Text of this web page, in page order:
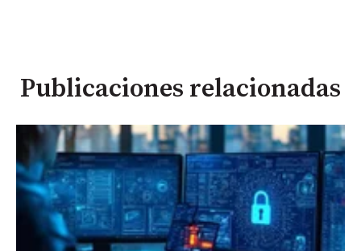
Publicaciones relacionadas